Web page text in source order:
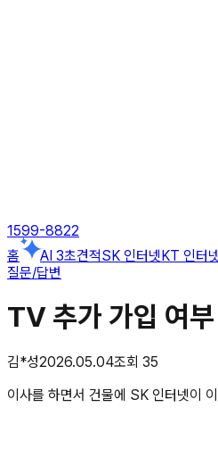
1599-8822
홈
AI 3초견적SK 인터넷KT 인터넷
질문/답변
TV 추가 가입 여부
김*성2026.05.04조회 35
이사를 하면서 건물에 SK 인터넷이